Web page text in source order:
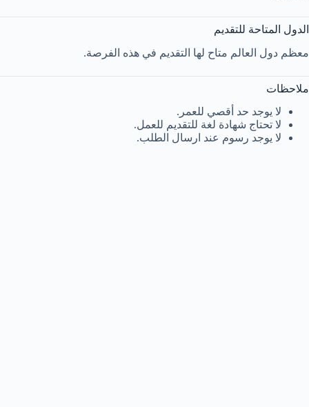
الدول المتاحة للتقديم
معظم دول العالم متاح لها التقديم في هذه الفرصة.
ملاحظات
لا يوجد حد أقصي للعمر.
لا تحتاج شهادة لغة للتقديم للعمل.
لا يوجد رسوم عند ارسال الطلب.